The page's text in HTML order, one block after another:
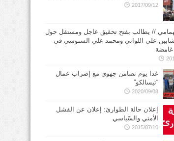
2017/09/12
// يطالب بفتح تحقيق عاجل ومستقل حول
علي اللواتي ومحمد علي السنوسي في
غدا يوم تضامن جهوي مع إضراب عمال
“تيسالكو”
2020/09/08
إعلان حالة الطوارئ: إعلان عن الفشل
الأمني والسّياسي
2015/07/10